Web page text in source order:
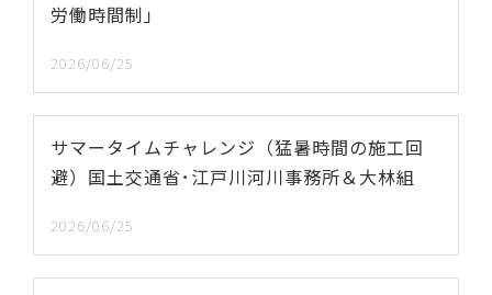
労働時間制」
2026/06/25
サマータイムチャレンジ（猛暑時間の施工回
避）国土交通省･江戸川河川事務所＆大林組
2026/06/25